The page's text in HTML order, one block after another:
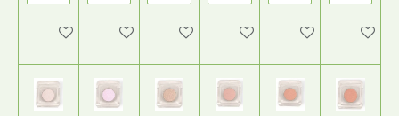
In winkelwagenIn winkelwagenIn winkelwagenIn winkelwagenIn winkelwagen
In